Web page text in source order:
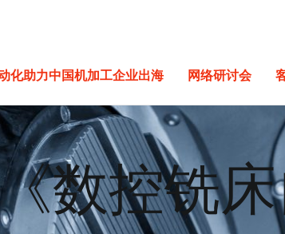
化助力中国机加工企业出海 网络研讨会
数控铣